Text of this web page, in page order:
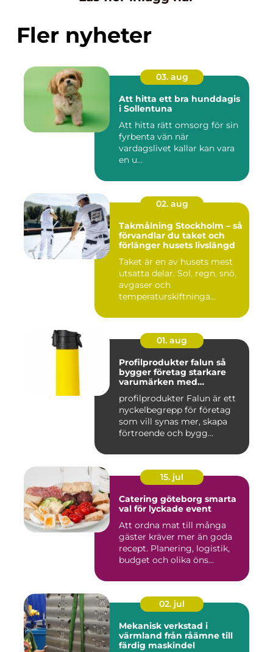
Fler nyheter
03. aug
Att hitta ett bra hunddagis
i Sollentuna
Att hitta rätt omsorg för sin
fyrbenta vän när
vardagslivet kallar kan vara
en u...
02. aug
Takmålning Stockholm – så
förvandlar du taket och
förlänger husets livslängd
Taket är en av husets mest
utsatta delar. Sol, regn, snö,
avgaser och
temperaturskiftninga...
01. aug
Profilprodukter falun så
bygger företag starkare
varumärken med
profilprodukter Falun är ett
nyckelbegrepp för företag
som vill synas mer, skapa
förtroende och bygg...
15. jul
Catering göteborg smarta
val för lyckade event
Att ordna mat till många
gäster kräver mer än goda
recept. Planering, logistik,
budget och olika öns...
02. jul
Mekanisk verkstad i
värmland från råämne till
färdig maskindel